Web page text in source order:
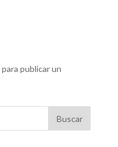
para publicar un